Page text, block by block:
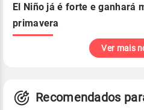
El Niño já é forte e ganhará
primavera
Ver mais
Recomendados